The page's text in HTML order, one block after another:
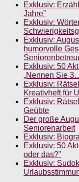
Exklusiv:
Jahre”
Exklusiv:
Exklusiv:
humorvolle
Exklusiv: 50
„Nennen Sie
Exklusiv:
Kreativheft für
Exklusiv:
Geübte
Der große
Seniorenarbeit
Exklusiv:
Exklusiv: 50
oder das?”
Exklusiv: